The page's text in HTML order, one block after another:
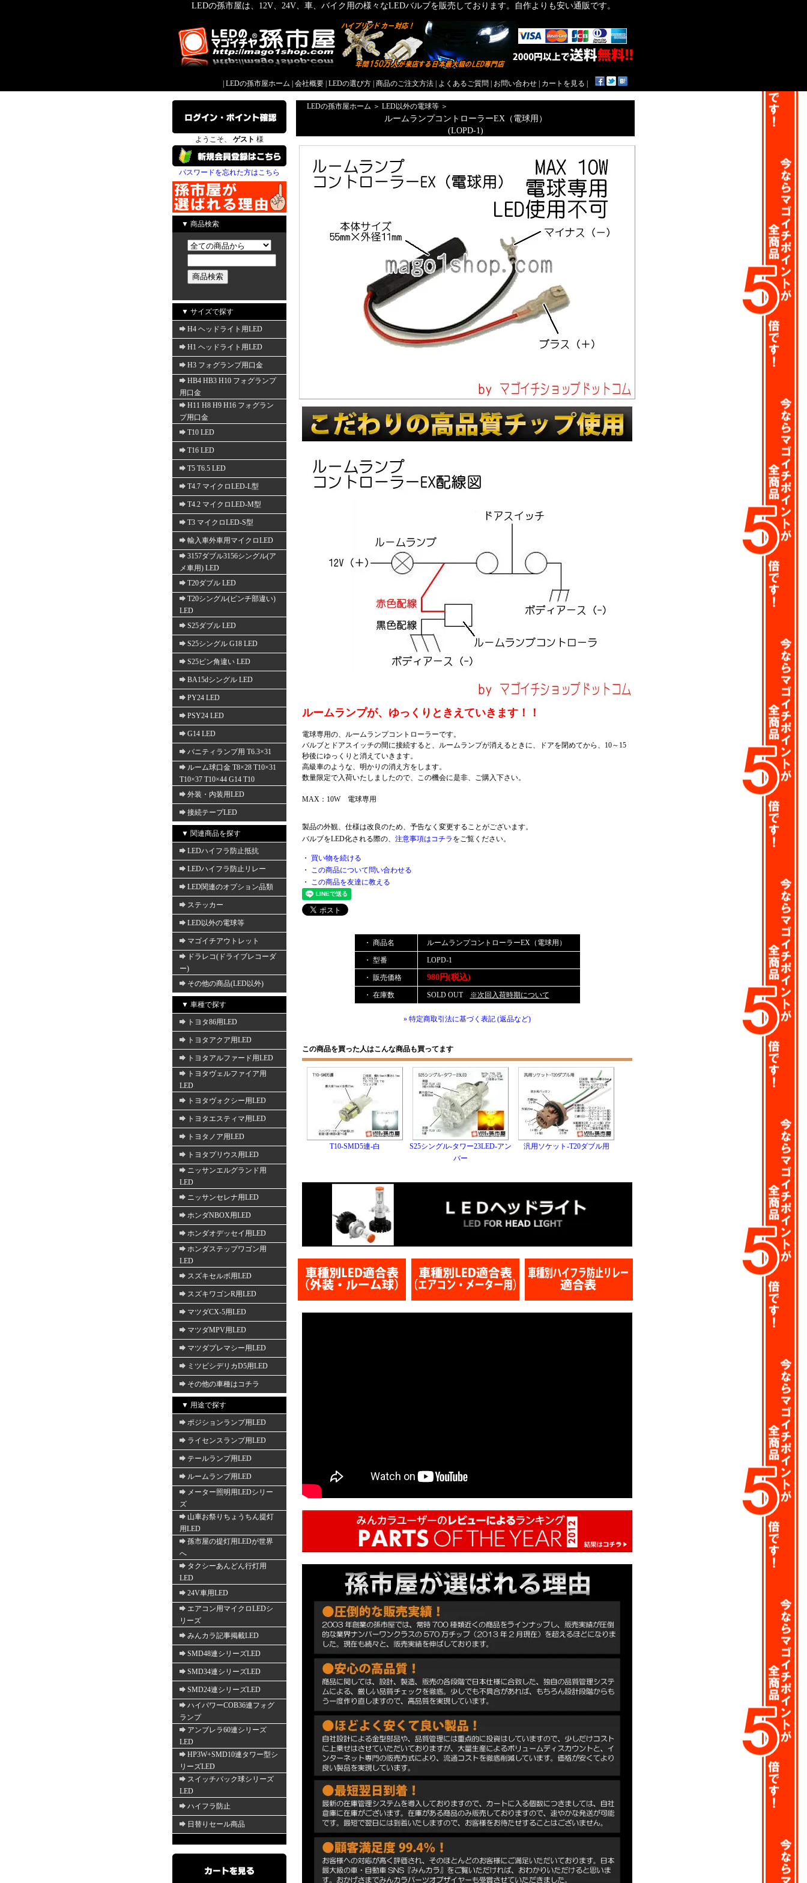
LEDの孫市屋は、12V、24V、車、バイク用の様々なLEDバルブを販売しております。自作よりも安い通販です。
LEDの孫市屋ホーム 会社概要 LEDの選び方 商品のご注文方法 よくあるご質問 お問い合わせ カートを見る
ようこそ、 ゲスト 様
パスワードを忘れた方はこちら
▼ 商品検索
▼ サイズで探す
H4 ヘッドライト用LED
H1 ヘッドライト用LED
H3 フォグランプ用口金
HB4 HB3 H10 フォグランプ
用口金
H11 H8 H9 H16 フォグラン
プ用口金
T10 LED
T16 LED
T5 T6.5 LED
T4.7 マイクロLED-L型
T4.2 マイクロLED-M型
T3 マイクロLED-S型
輸入車外車用マイクロLED
3157ダブル3156シングル(ア
メ車用) LED
T20ダブル LED
T20シングル(ピンチ部違い)
LED
S25ダブル LED
S25シングル G18 LED
S25ピン角違い LED
BA15dシングル LED
PY24 LED
PSY24 LED
G14 LED
バニティランプ用 T6.3×31
ルーム球口金 T8×28 T10×31
T10×37 T10×44 G14 T10
外装・内装用LED
接続テープLED
▼ 関連商品を探す
LEDハイフラ防止抵抗
LEDハイフラ防止リレー
LED関連のオプション品類
ステッカー
LED以外の電球等
マゴイチアウトレット
ドラレコ(ドライブレコーダ
ー)
その他の商品(LED以外)
▼ 車種で探す
トヨタ86用LED
トヨタアクア用LED
トヨタアルファード用LED
トヨタヴェルファイア用
LED
トヨタヴォクシー用LED
トヨタエスティマ用LED
トヨタノア用LED
トヨタプリウス用LED
ニッサンエルグランド用
LED
ニッサンセレナ用LED
ホンダNBOX用LED
ホンダオデッセイ用LED
ホンダステップワゴン用
LED
スズキセルボ用LED
スズキワゴンR用LED
マツダCX-5用LED
マツダMPV用LED
マツダプレマシー用LED
ミツビシデリカD5用LED
その他の車種はコチラ
▼ 用途で探す
ポジションランプ用LED
ライセンスランプ用LED
テールランプ用LED
ルームランプ用LED
メーター照明用LEDシリー
ズ
山車お祭りちょうちん提灯
用LED
孫市屋の提灯用LEDが世界
へ
タクシーあんどん行灯用
LED
24V車用LED
エアコン用マイクロLEDシ
リーズ
みんカラ記事掲載LED
SMD48連シリーズLED
SMD34連シリーズLED
SMD24連シリーズLED
ハイパワーCOB36連フォグ
ランプ
アンブレラ60連シリーズ
LED
HP3W+SMD10連タワー型シ
リーズLED
スイッチバック球シリーズ
LED
ハイフラ防止
日替りセール商品
LEDの孫市屋ホーム ＞ LED以外の電球等 ＞
ルームランプコントローラーEX（電球用）
(LOPD-1)
ルームランプが、ゆっくりときえていきます！！
電球専用の、ルームランプコントローラーです。
バルブとドアスイッチの間に接続すると、ルームランプが消えるときに、ドアを閉めてから、10～15
秒後にゆっくりと消えていきます。
高級車のような、明かりの消え方をします。
数量限定で入荷いたしましたので、この機会に是非、ご購入下さい。
MAX：10W 電球専用
製品の外観、仕様は改良のため、予告なく変更することがございます。
バルブをLED化される際の、 注意事項はコチラ をご覧ください。
・ 買い物を続ける
・ この商品について問い合わせる
・ この商品を友達に教える
・ 商品名 ルームランプコントローラーEX（電球用）
・ 型番 LOPD-1
・ 販売価格 980円(税込)
・ 在庫数 SOLD OUT ※次回入荷時期について
» 特定商取引法に基づく表記 (返品など)
この商品を買った人はこんな商品も買ってます
T10-SMD5連-白
S25シングル-タワー23LED-アン
バー
汎用ソケット-T20ダブル用